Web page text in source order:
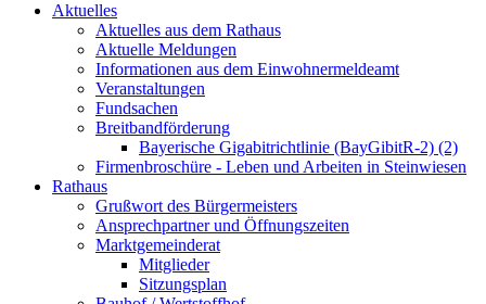
Aktuelles
Aktuelles aus dem Rathaus
Aktuelle Meldungen
Informationen aus dem Einwohnermeldeamt
Veranstaltungen
Fundsachen
Breitbandförderung
Bayerische Gigabitrichtlinie (BayGibitR-2) (2)
Firmenbroschüre - Leben und Arbeiten in Steinwiesen
Rathaus
Grußwort des Bürgermeisters
Ansprechpartner und Öffnungszeiten
Marktgemeinderat
Mitglieder
Sitzungsplan